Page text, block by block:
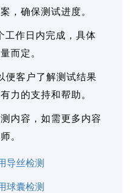
，确保测试进度。
工作日内完成，具体
而定。
便客户了解测试结果
力的支持和帮助。
内容，如需更多内容
。
导丝检测
球囊检测